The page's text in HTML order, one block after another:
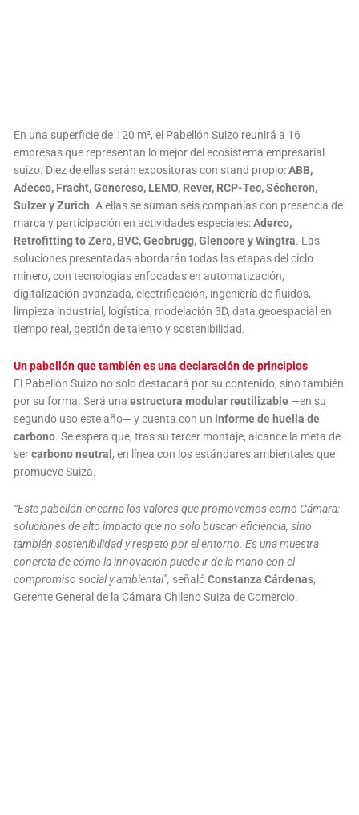
En una superficie de 120 m², el Pabellón Suizo reunirá a 16
empresas que representan lo mejor del ecosistema empresarial
suizo. Diez de ellas serán expositoras con stand propio:ABB,
Adecco, Fracht, Genereso, LEMO, Rever, RCP-Tec, Sécheron,
Sulzer y Zurich. A ellas se suman seis compañías con presencia de
marca y participación en actividades especiales:Aderco,
Retrofitting to Zero, BVC, Geobrugg, Glencore y Wingtra. Las
soluciones presentadas abordarán todas las etapas del ciclo
minero, con tecnologías enfocadas en automatización,
digitalización avanzada, electrificación, ingeniería de fluidos,
limpieza industrial, logística, modelación 3D, data geoespacial en
tiempo real, gestión de talento y sostenibilidad.
Un pabellón que también es una declaración de principios
El Pabellón Suizo no solo destacará por su contenido, sino también
por su forma. Será unaestructura modular reutilizable —en su
segundo uso este año— y cuenta con un informe de huella de
carbono. Se espera que, tras su tercer montaje, alcance la meta de
sercarbono neutral , en línea con los estándares ambientales que
promueve Suiza.
“Este pabellón encarna los valores que promovemos como Cámara:
soluciones de alto impacto que no solo buscan eficiencia, sino
también sostenibilidad y respeto por el entorno. Es una muestra
concreta de cómo la innovación puede ir de la mano con el
compromiso social y ambiental”, señalóConstanza Cárdenas,
Gerente General de la Cámara Chileno Suiza de Comercio.